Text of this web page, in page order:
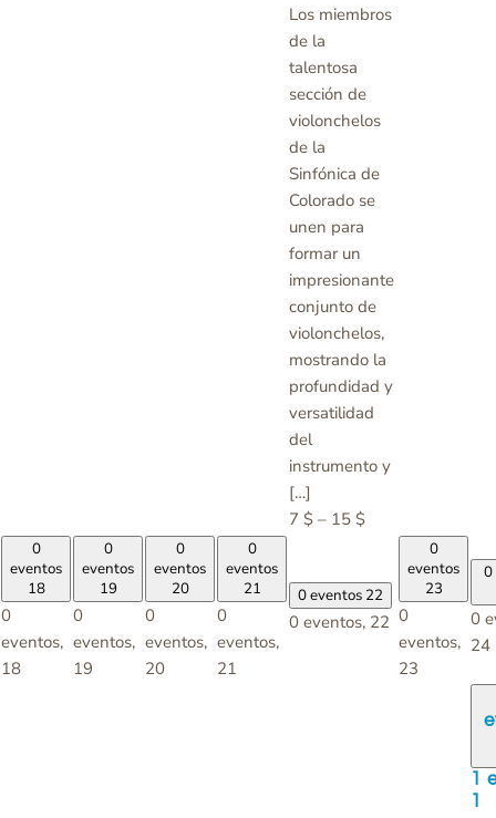
Los miembros
de la
talentosa
sección de
violonchelos
de la
Sinfónica de
Colorado se
unen para
formar un
impresionante
conjunto de
violonchelos,
mostrando la
profundidad y
versatilidad
del
instrumento y
[…]
7 $ – 15 $
0
eventos
18
0
eventos,
18
0
eventos
19
0
eventos,
19
0
eventos
20
0
eventos,
20
0
eventos
21
0
eventos,
21
0 eventos 22
0 eventos, 22
0
eventos
23
0
eventos,
23
0
0
24
1
1